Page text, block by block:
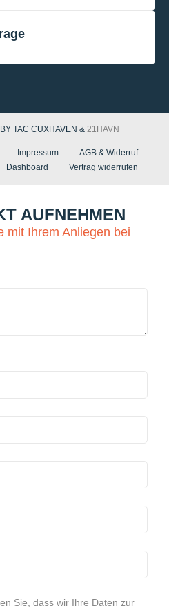
TAC CUXHAVEN & 21HAVN
Impressum
AGB & Widerruf
Dashboard
Vertrag widerrufen
AUFNEHMEN
mit Ihrem Anliegen bei
Sie, dass wir Ihre Daten zur